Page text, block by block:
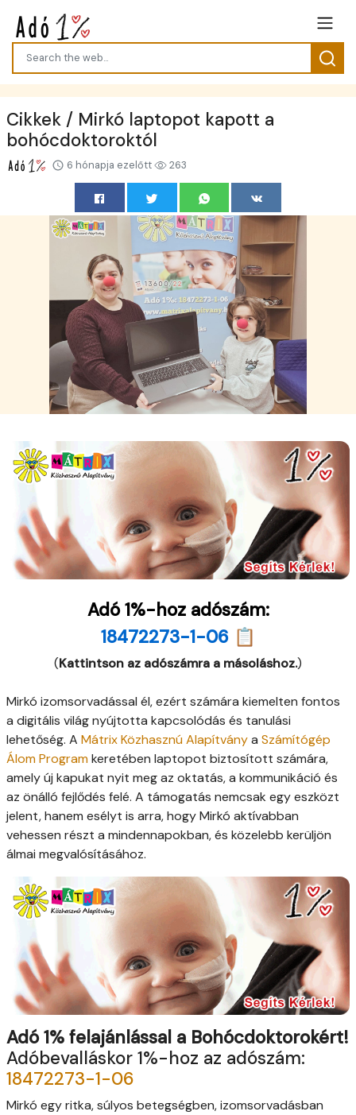
Cikkek / Mirkó laptopot kapott a
bohócdoktoroktól
6 hónapja ezelőtt 263
Adó 1%-hoz adószám:
18472273-1-06 📋
(Kattintson az adószámra a másoláshoz.)
Mirkó izomsorvadással él, ezért számára kiemelten fontos
a digitális világ nyújtotta kapcsolódás és tanulási
lehetőség. A Mátrix Közhasznú Alapítványa Számítógép
Álom Programkeretében laptopot biztosított számára,
amely új kapukat nyit meg az oktatás, a kommunikáció és
az önálló fejlődés felé. A támogatás nemcsak egy eszközt
jelent, hanem esélyt is arra, hogy Mirkó aktívabban
vehessen részt a mindennapokban, és közelebb kerüljön
álmai megvalósításához.
Adó 1% felajánlással a Bohócdoktorokért!
Adóbevalláskor 1%-hoz az adószám:
18472273-1-06
Mirkó egy ritka, súlyos betegségben, izomsorvadásban